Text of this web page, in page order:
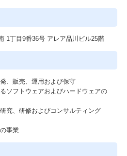
1丁目9番36号 アレア品川ビル25階
、販売、運用および保守
ソフトウェアおよびハードウェアの
究、研修およびコンサルティング
事業